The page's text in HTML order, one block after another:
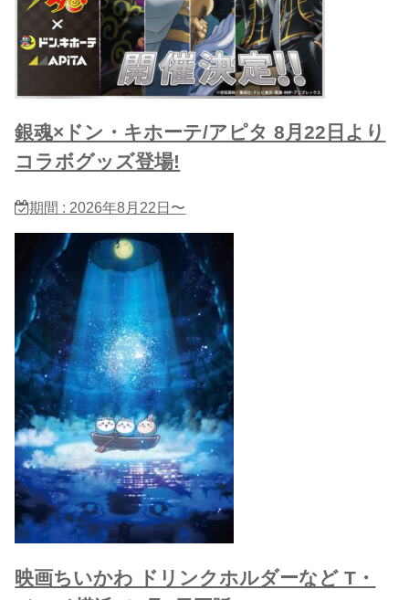
銀魂×ドン・キホーテ/アピタ 8月22日より
コラボグッズ登場!
期間 : 2026年8月22日〜
映画ちいかわ ドリンクホルダーなど T・